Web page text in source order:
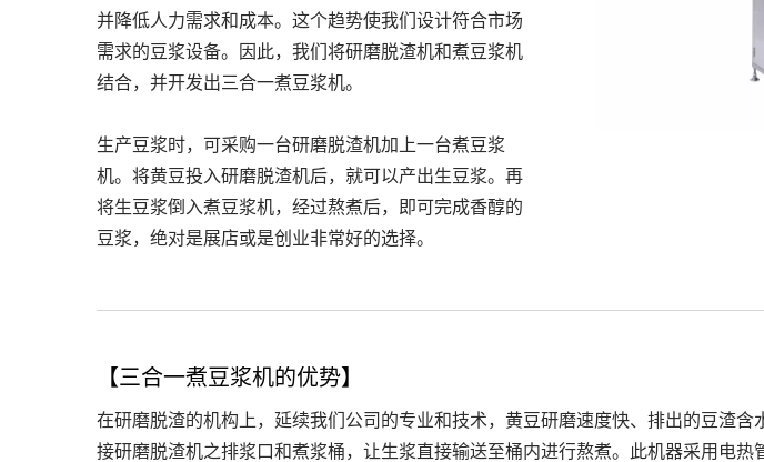
并降低人力需求和成本。这个趋势使我们设计符合市场
需求的豆浆设备。因此，我们将研磨脱渣机和煮豆浆机
结合，并开发出三合一煮豆浆机。
生产豆浆时，可采购一台研磨脱渣机加上一台煮豆浆
机。将黄豆投入研磨脱渣机后，就可以产出生豆浆。再
将生豆浆倒入煮豆浆机，经过熬煮后，即可完成香醇的
豆浆，绝对是展店或是创业非常好的选择。
【三合一煮豆浆机的优势】
在研磨脱渣的机构上，延续我们公司的专业和技术，黄豆研磨速度快、排出的豆渣含
接研磨脱渣机之排浆口和煮浆桶，让生浆直接输送至桶内进行熬煮。此机器采用电